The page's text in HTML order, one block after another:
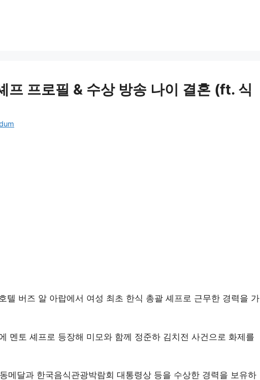
프 프로필 & 수상 방송 나이 결혼 (ft. 식
텔 버즈 알 아랍에서 여성 최초 한식 총괄 셰프로 근무한 경력을 가
멘토 셰프로 등장해 미모와 함께 정준하 김치전 사건으로 화제를
메달과 한국음식관광박람회 대통령상 등을 수상한 경력을 보유하